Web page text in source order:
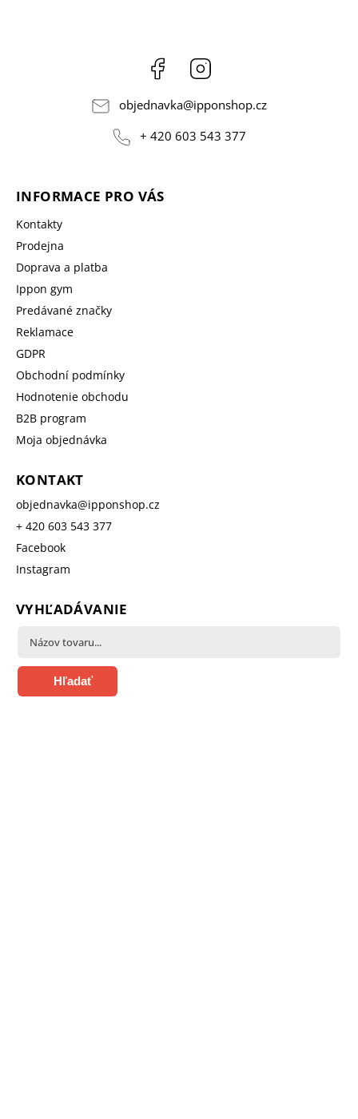
Facebook
objednavka@ipponshop.cz
+ 420 603 543 377
INFORMACE PRO VÁS
Kontakty
Prodejna
Doprava a platba
Ippon gym
Predávané značky
Reklamace
GDPR
Obchodní podmínky
Hodnotenie obchodu
B2B program
Moja objednávka
KONTAKT
objednavka@ipponshop.cz
+ 420 603 543 377
Facebook
Instagram
VYHĽADÁVANIE
Hľadať